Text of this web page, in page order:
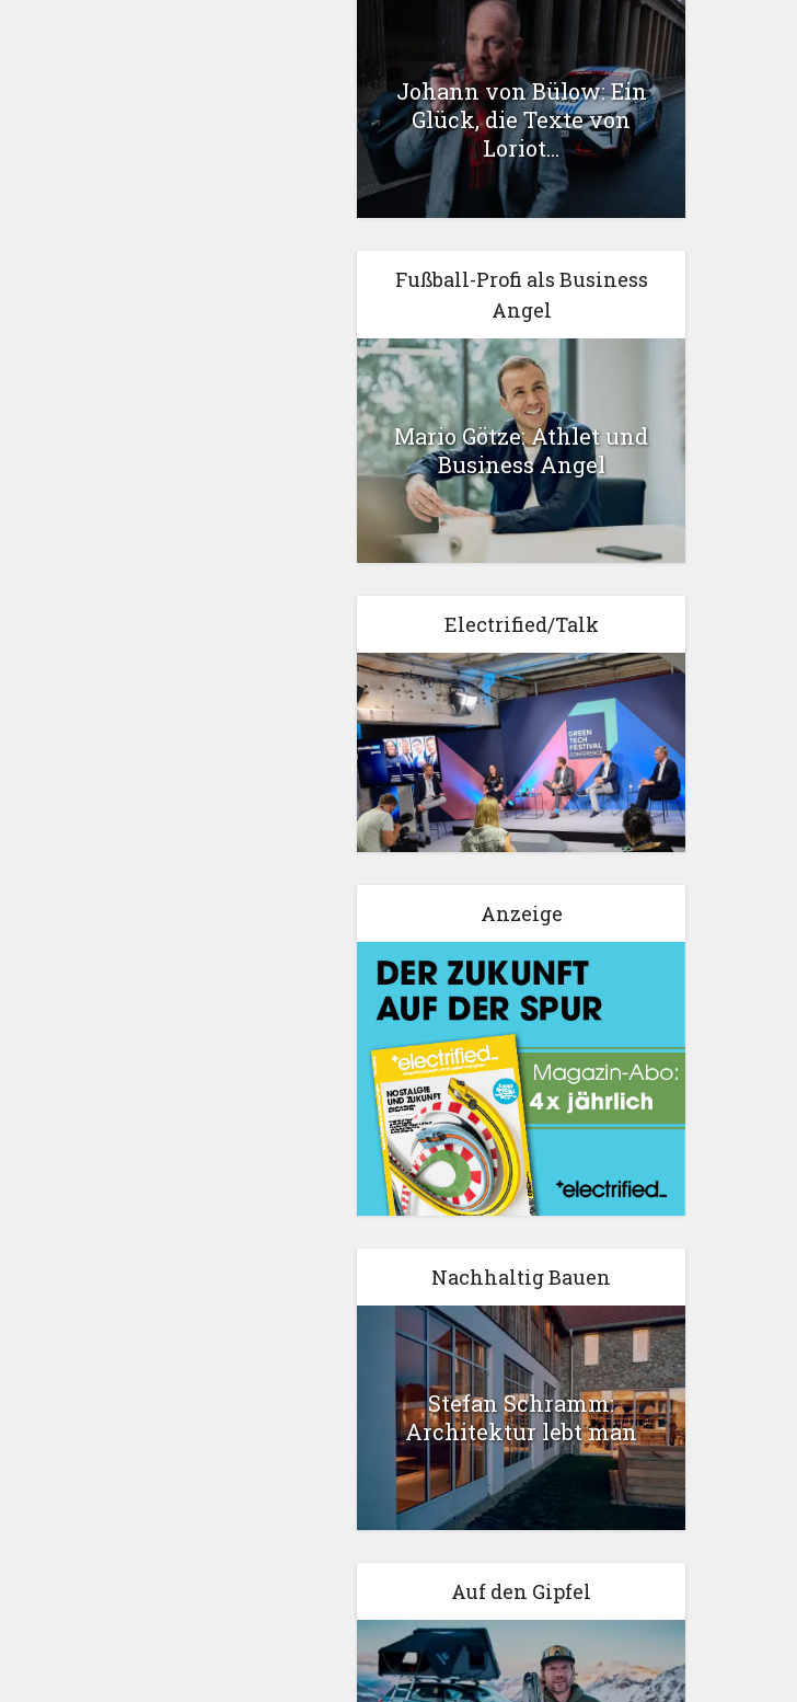
Johann von Bülow: Ein
Glück, die Texte von
Loriot...
Fußball-Profi als Business
Angel
Mario Götze: Athlet und
Business Angel
Electrified/Talk
Anzeige
Nachhaltig Bauen
Stefan Schramm:
Architektur lebt man
Auf den Gipfel